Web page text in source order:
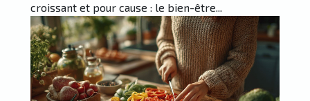
croissant et pour cause : le bien-être...